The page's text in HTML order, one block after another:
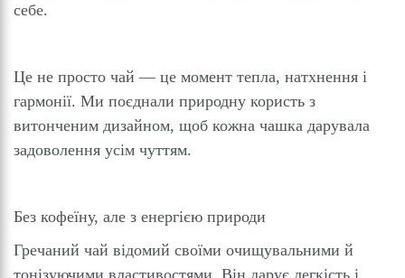
себе.
Це не просто чай — це момент тепла, натхнення і
гармонії. Ми поєднали природну користь з
витонченим дизайном, щоб кожна чашка дарувала
задоволення усім чуттям.
Без кофеїну, але з енергією природи
Гречаний чай відомий своїми очищувальними й